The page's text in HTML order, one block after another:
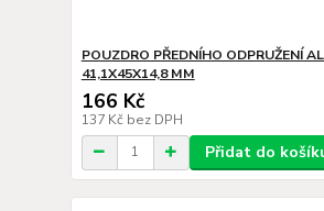
POUZDRO PŘEDNÍHO ODPRUŽENÍ
41,1X45X14,8 MM
166 Kč
137 Kč bez DPH
Přidat do